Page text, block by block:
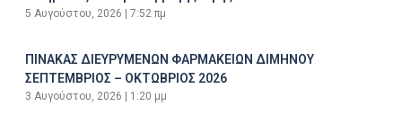
5 Αυγούστου, 2026 7:52 πμ
ΠΙΝΑΚΑΣ ΔΙΕΥΡΥΜΕΝΩΝ ΦΑΡΜΑΚΕΙΩΝ ΔΙΜΗΝΟΥ
ΣΕΠΤΕΜΒΡΙΟΣ – ΟΚΤΩΒΡΙΟΣ 2026
3 Αυγούστου, 2026 1:20 μμ